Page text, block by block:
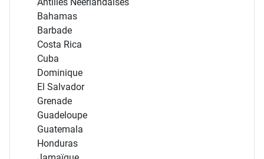
Bahamas
Barbade
Costa Rica
Cuba
Dominique
El Salvador
Grenade
Guadeloupe
Guatemala
Honduras